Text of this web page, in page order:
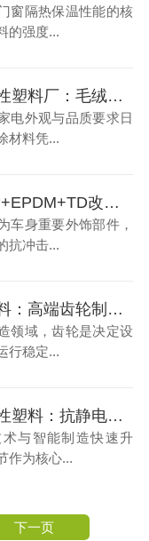
窗隔热保温性能的核
的强度...
中新华美改性塑料厂：毛绒仿石纹免喷涂ABS材料赋能家电外壳生产
电外观与品质要求日
材料凭...
中新华美PP+EPDM+TD改性塑料材料:汽车保险杠专用优选方案
车身重要外饰部件，
抗冲击...
特种工程塑料：高端齿轮制造用玻纤增强PEEK材料多少钱一吨
领域，齿轮是决定设
行稳定...
中新华美改性塑料：抗静电ABS材料如何提升机器人的可靠性
与智能制造快速升
作为核心...
下一页